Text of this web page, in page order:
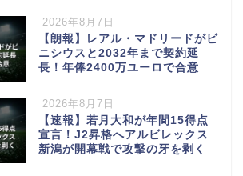
2026年8月7日
【朗報】レアル・マドリードがビ
ニシウスと2032年まで契約延
長！年俸2400万ユーロで合意
2026年8月7日
【速報】若月大和が年間15得点
宣言！J2昇格へアルビレックス
新潟が開幕戦で攻撃の牙を剥く